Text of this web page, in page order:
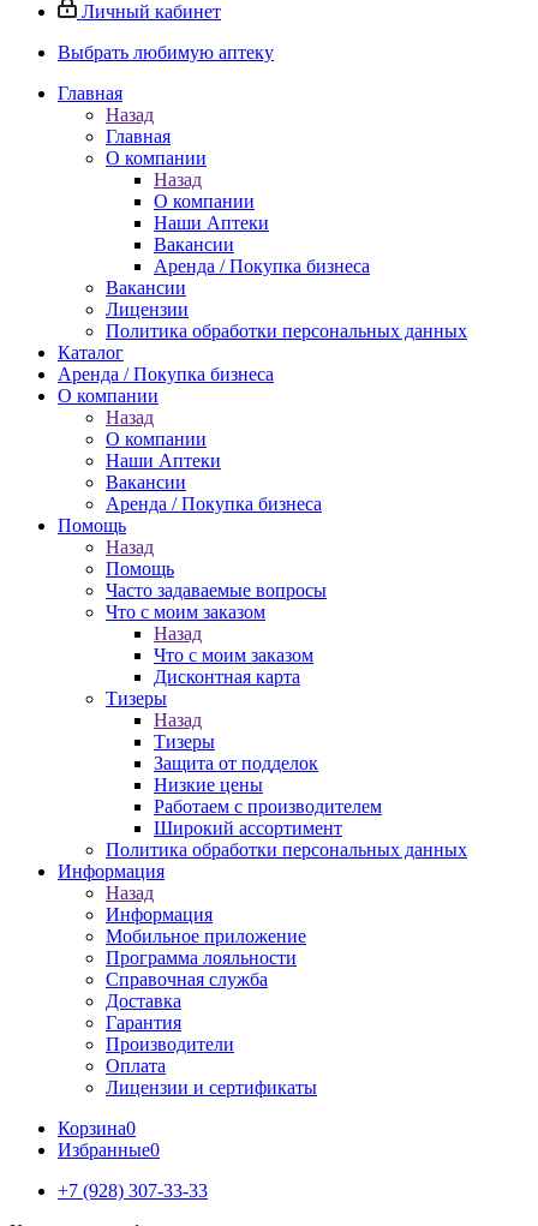
Личный кабинет
Выбрать любимую аптеку
Главная
Назад
Главная
О компании
Назад
О компании
Наши Аптеки
Вакансии
Аренда / Покупка бизнеса
Вакансии
Лицензии
Политика обработки персональных данных
Каталог
Аренда / Покупка бизнеса
О компании
Назад
О компании
Наши Аптеки
Вакансии
Аренда / Покупка бизнеса
Помощь
Назад
Помощь
Часто задаваемые вопросы
Что с моим заказом
Назад
Что с моим заказом
Дисконтная карта
Тизеры
Назад
Тизеры
Защита от подделок
Низкие цены
Работаем с производителем
Широкий ассортимент
Политика обработки персональных данных
Информация
Назад
Информация
Мобильное приложение
Программа лояльности
Справочная служба
Доставка
Гарантия
Производители
Оплата
Лицензии и сертификаты
Корзина0
Избранные0
+7 (928) 307-33-33